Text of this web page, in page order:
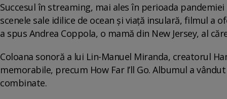
Succesul în streaming, mai ales în perioada
scenele sale idilice de ocean și viață insulară, filmul
a spus Andrea Coppola, o mamă din New Jersey, al
Coloana sonoră a lui Lin-Manuel Miranda, creatorul
memorabile, precum How Far I’ll Go. Albumul a
combinate.